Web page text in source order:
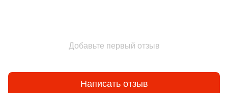
Добавьте первый отзыв
Написать отзыв